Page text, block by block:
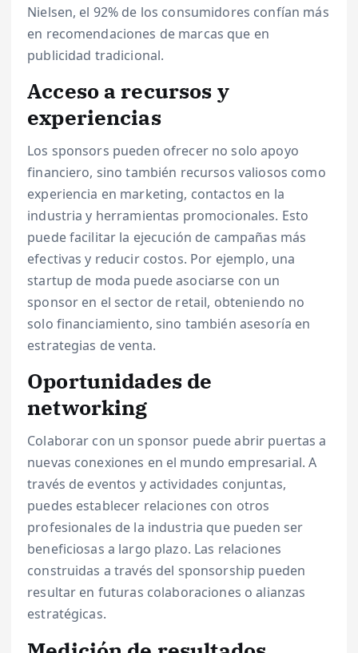
Nielsen, el 92% de los consumidores confían más
en recomendaciones de marcas que en
publicidad tradicional.
Acceso a recursos y
experiencias
Los sponsors pueden ofrecer no solo apoyo
financiero, sino también recursos valiosos como
experiencia en marketing, contactos en la
industria y herramientas promocionales. Esto
puede facilitar la ejecución de campañas más
efectivas y reducir costos. Por ejemplo, una
startup de moda puede asociarse con un
sponsor en el sector de retail, obteniendo no
solo financiamiento, sino también asesoría en
estrategias de venta.
Oportunidades de
networking
Colaborar con un sponsor puede abrir puertas a
nuevas conexiones en el mundo empresarial. A
través de eventos y actividades conjuntas,
puedes establecer relaciones con otros
profesionales de la industria que pueden ser
beneficiosas a largo plazo. Las relaciones
construidas a través del sponsorship pueden
resultar en futuras colaboraciones o alianzas
estratégicas.